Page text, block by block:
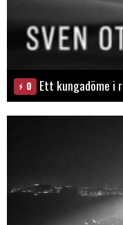
0 Ett kungadöme i